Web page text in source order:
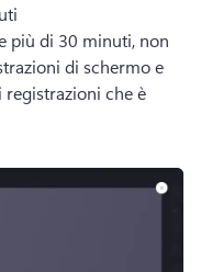
più di 30 minuti, non
di schermo e
che è